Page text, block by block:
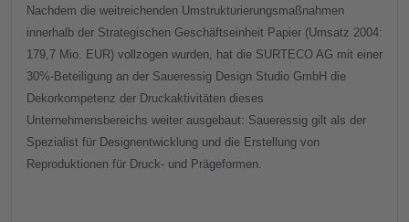
Nachdem die weitreichenden Umstrukturierungsmaßnahmen
innerhalb der Strategischen Geschäftseinheit Papier (Umsatz 2004:
179,7 Mio. EUR) vollzogen wurden, hat die SURTECO AG mit einer
30%-Beteiligung an der Saueressig Design Studio GmbH die
Dekorkompetenz der Druckaktivitäten dieses
Unternehmensbereichs weiter ausgebaut: Saueressig gilt als der
Spezialist für Designentwicklung und die Erstellung von
Reproduktionen für Druck- und Prägeformen.